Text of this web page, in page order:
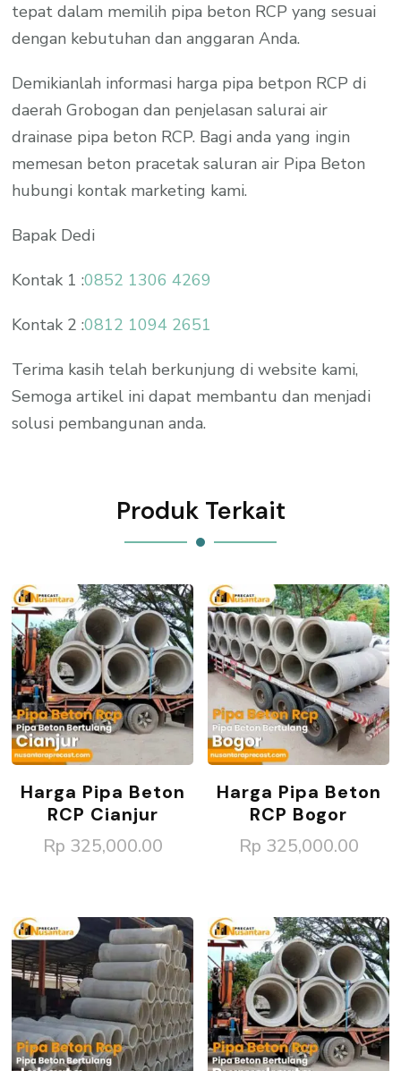
tepat dalam memilih pipa beton RCP yang sesuai
dengan kebutuhan dan anggaran Anda.
Demikianlah informasi harga pipa betpon RCP di
daerah Grobogan dan penjelasan salurai air
drainase pipa beton RCP. Bagi anda yang ingin
memesan beton pracetak saluran air Pipa Beton
hubungi kontak marketing kami.
Bapak Dedi
Kontak 1 :0852 1306 4269
Kontak 2 :0812 1094 2651
Terima kasih telah berkunjung di website kami,
Semoga artikel ini dapat membantu dan menjadi
solusi pembangunan anda.
Produk Terkait
Harga Pipa Beton
RCP Cianjur
Rp 325,000.00
Harga Pipa Beton
RCP Bogor
Rp 325,000.00